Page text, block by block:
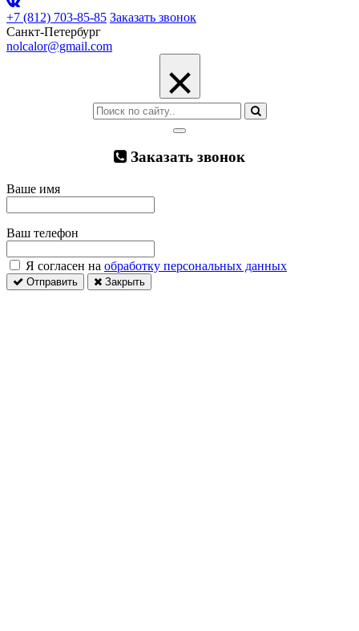
+7 (812) 703-85-85 Заказать звонок
Санкт-Петербург
nolcalor@gmail.com
×
Заказать звонок
Ваше имя
Ваш телефон
Я согласен на обработку персональных данных
Отправить Закрыть